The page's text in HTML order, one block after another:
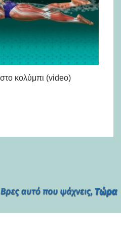
κολύμπι (video)